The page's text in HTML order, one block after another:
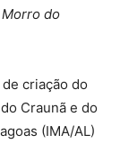
do
criação do
Craunã e do
(IMA/AL)